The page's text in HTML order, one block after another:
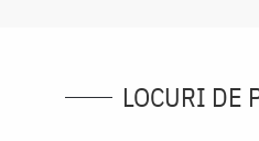
LOCURI DE